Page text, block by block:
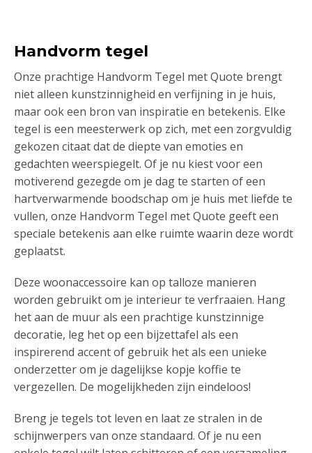
Handvorm tegel
Onze prachtige Handvorm Tegel met Quote brengt
niet alleen kunstzinnigheid en verfijning in je huis,
maar ook een bron van inspiratie en betekenis. Elke
tegel is een meesterwerk op zich, met een zorgvuldig
gekozen citaat dat de diepte van emoties en
gedachten weerspiegelt. Of je nu kiest voor een
motiverend gezegde om je dag te starten of een
hartverwarmende boodschap om je huis met liefde te
vullen, onze Handvorm Tegel met Quote geeft een
speciale betekenis aan elke ruimte waarin deze wordt
geplaatst.
Deze woonaccessoire kan op talloze manieren
worden gebruikt om je interieur te verfraaien. Hang
het aan de muur als een prachtige kunstzinnige
decoratie, leg het op een bijzettafel als een
inspirerend accent of gebruik het als een unieke
onderzetter om je dagelijkse kopje koffie te
vergezellen. De mogelijkheden zijn eindeloos!
Breng je tegels tot leven en laat ze stralen in de
schijnwerpers van onze standaard. Of je nu een